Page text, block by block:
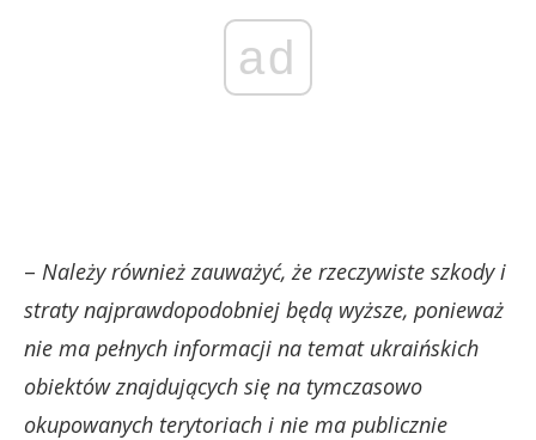
ad
– Należy również zauważyć, że rzeczywiste szkody i
straty najprawdopodobniej będą wyższe, ponieważ
nie ma pełnych informacji na temat ukraińskich
obiektów znajdujących się na tymczasowo
okupowanych terytoriach i nie ma publicznie